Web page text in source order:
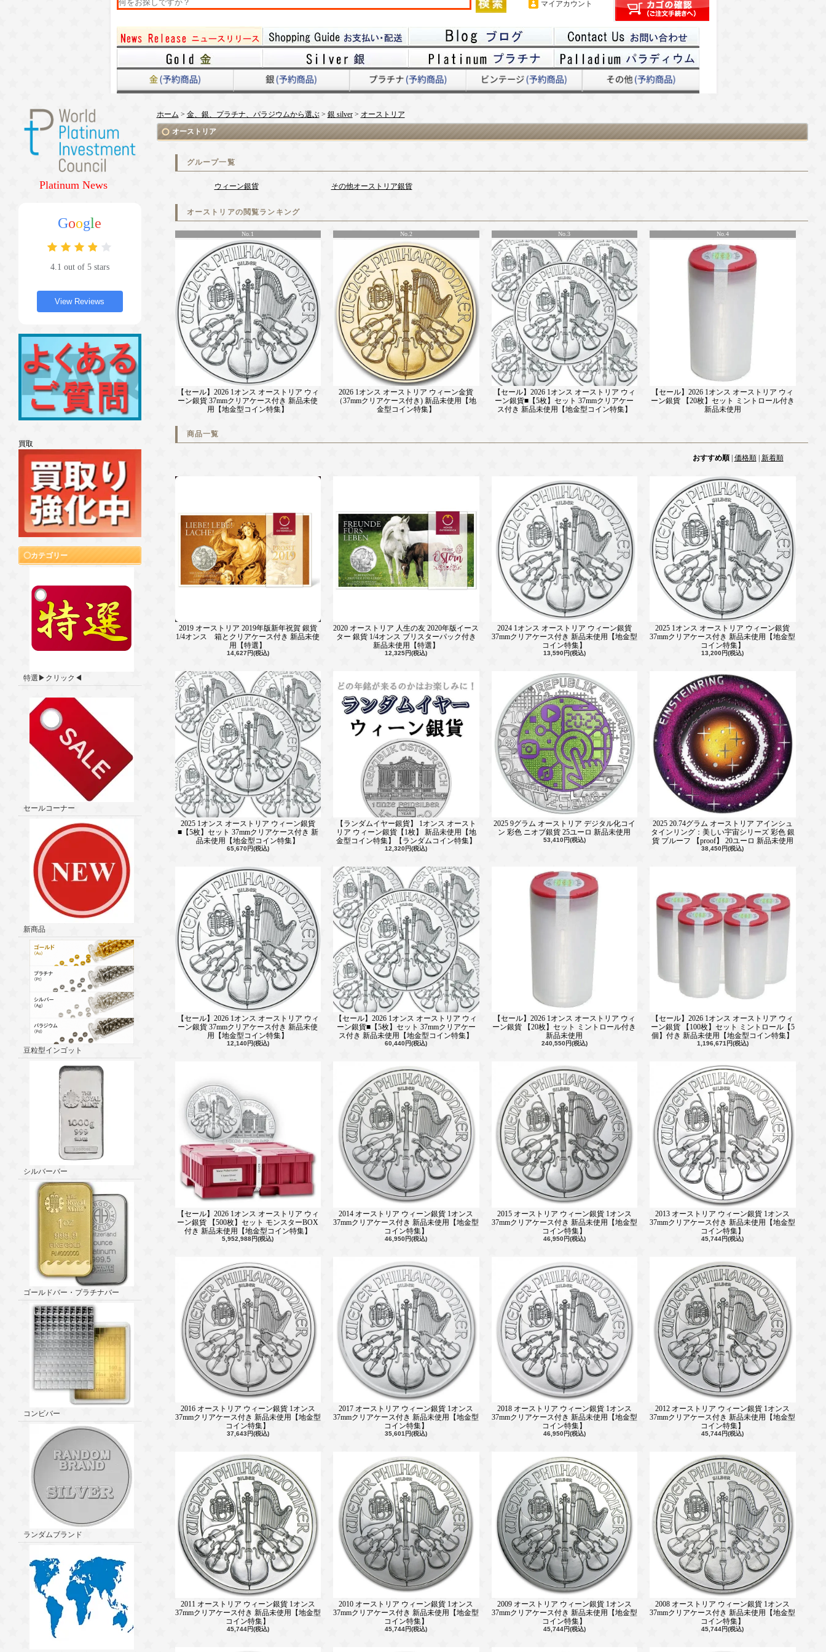
マイアカウント
Platinum News
Google
4.1 out of 5 stars
View Reviews
買取
カテゴリー
特選▶クリック◀
セールコーナー
新商品
豆粒型インゴット
シルバーバー
ゴールドバー・プラチナバー
コンビバー
ランダムブランド
ホーム > 金、銀、プラチナ、パラジウムから選ぶ> 銀 silver> オーストリア
オーストリア
グループ一覧
ウィーン銀貨 その他オーストリア銀貨
オーストリアの閲覧ランキング
No.1
【セール】2026 1オンス オーストリア ウィ
ーン銀貨 37mmクリアケース付き 新品未使
用【地金型コイン特集】
No.2
2026 1オンス オーストリア ウィーン金貨
（37mmクリアケース付き) 新品未使用【地
金型コイン特集】
No.3
【セール】2026 1オンス オーストリア ウィ
ーン銀貨■【5枚】セット 37mmクリアケー
ス付き 新品未使用【地金型コイン特集】
No.4
【セール】2026 1オンス オーストリア ウィ
ーン銀貨 【20枚】セット ミントロール付き
新品未使用
商品一覧
おすすめ順| 価格順| 新着順
2019 オーストリア 2019年版新年祝賀 銀貨
1/4オンス 箱とクリアケース付き 新品未使
用【特選】
14,627円(税込)
2020 オーストリア 人生の友 2020年版イース
ター 銀貨 1/4オンス ブリスターパック付き
新品未使用【特選】
12,325円(税込)
2024 1オンス オーストリア ウィーン銀貨
37mmクリアケース付き 新品未使用【地金型
コイン特集】
13,590円(税込)
2025 1オンス オーストリア ウィーン銀貨
37mmクリアケース付き 新品未使用【地金型
コイン特集】
13,200円(税込)
2025 1オンス オーストリア ウィーン銀貨
■【5枚】セット 37mmクリアケース付き 新
品未使用【地金型コイン特集】
65,670円(税込)
【ランダムイヤー銀貨】 1オンス オースト
リア ウィーン銀貨【1枚】 新品未使用【地
金型コイン特集】【ランダムコイン特集】
12,320円(税込)
2025 9グラム オーストリア デジタル化コイ
ン 彩色 ニオブ銀貨 25ユーロ 新品未使用
53,410円(税込)
2025 20.74グラム オーストリア アインシュ
タインリング：美しい宇宙シリーズ 彩色 銀
貨 プルーフ 【proof】 20ユーロ 新品未使用
38,450円(税込)
【セール】2026 1オンス オーストリア ウィ
ーン銀貨 37mmクリアケース付き 新品未使
用【地金型コイン特集】
12,140円(税込)
【セール】2026 1オンス オーストリア ウィ
ーン銀貨■【5枚】セット 37mmクリアケー
ス付き 新品未使用【地金型コイン特集】
60,440円(税込)
【セール】2026 1オンス オーストリア ウィ
ーン銀貨 【20枚】セット ミントロール付き
新品未使用
240,550円(税込)
【セール】2026 1オンス オーストリア ウィ
ーン銀貨 【100枚】セット ミントロール【5
個】付き 新品未使用【地金型コイン特集】
1,196,671円(税込)
【セール】2026 1オンス オーストリア ウィ
ーン銀貨 【500枚】セット モンスターBOX
付き 新品未使用【地金型コイン特集】
5,952,988円(税込)
2014 オーストリア ウィーン銀貨 1オンス
37mmクリアケース付き 新品未使用【地金型
コイン特集】
46,950円(税込)
2015 オーストリア ウィーン銀貨 1オンス
37mmクリアケース付き 新品未使用【地金型
コイン特集】
46,950円(税込)
2013 オーストリア ウィーン銀貨 1オンス
37mmクリアケース付き 新品未使用【地金型
コイン特集】
45,744円(税込)
2016 オーストリア ウィーン銀貨 1オンス
37mmクリアケース付き 新品未使用【地金型
コイン特集】
37,643円(税込)
2017 オーストリア ウィーン銀貨 1オンス
37mmクリアケース付き 新品未使用【地金型
コイン特集】
35,601円(税込)
2018 オーストリア ウィーン銀貨 1オンス
37mmクリアケース付き 新品未使用【地金型
コイン特集】
46,950円(税込)
2012 オーストリア ウィーン銀貨 1オンス
37mmクリアケース付き 新品未使用【地金型
コイン特集】
45,744円(税込)
2011 オーストリア ウィーン銀貨 1オンス
37mmクリアケース付き 新品未使用【地金型
コイン特集】
45,744円(税込)
2010 オーストリア ウィーン銀貨 1オンス
37mmクリアケース付き 新品未使用【地金型
コイン特集】
45,744円(税込)
2009 オーストリア ウィーン銀貨 1オンス
37mmクリアケース付き 新品未使用【地金型
コイン特集】
45,744円(税込)
2008 オーストリア ウィーン銀貨 1オンス
37mmクリアケース付き 新品未使用【地金型
コイン特集】
45,744円(税込)